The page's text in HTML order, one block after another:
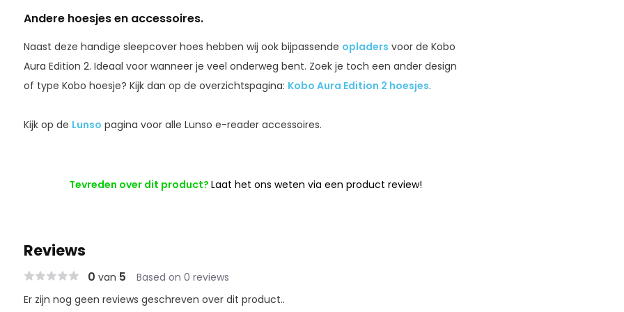
Andere hoesjes en accessoires.
Naast deze handige sleepcover hoes hebben wij ook bijpassende opladers voor de Kobo
Aura Edition 2. Ideaal voor wanneer je veel onderweg bent. Zoek je toch een ander design
of type Kobo hoesje? Kijk dan op de overzichtspagina: Kobo Aura Edition 2 hoesjes.
Kijk op de Lunso pagina voor alle Lunso e-reader accessoires.
Tevreden over dit product?Laat het ons weten via een product review!
Reviews
0 van 5 Based on 0 reviews
Er zijn nog geen reviews geschreven over dit product..